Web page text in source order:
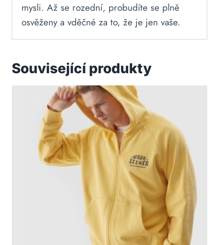
mysli. Až se rozední, probudíte se plně
osvěženy a vděčné za to, že je jen vaše.
Související produkty